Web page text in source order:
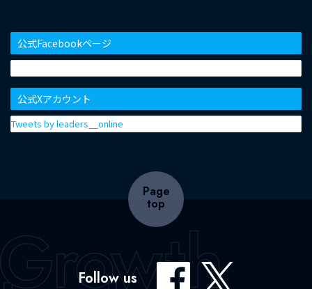
公式Facebookページ
公式Xアカウント
Tweets by leaders__online
Page
top
Follow us